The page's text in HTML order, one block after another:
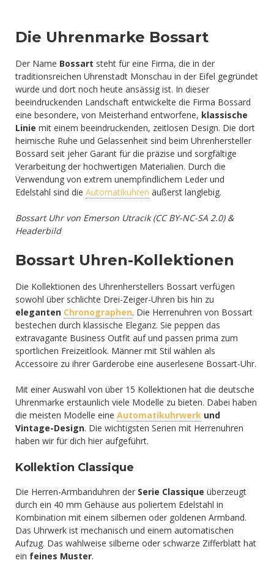
Die Uhrenmarke Bossart
Der Name Bossart steht für eine Firma, die in der
traditionsreichen Uhrenstadt Monschau in der Eifel gegründet
wurde und dort noch heute ansässig ist. In dieser
beeindruckenden Landschaft entwickelte die Firma Bossard
eine besondere, von Meisterhand entworfene, klassische
Linie mit einem beeindruckenden, zeitlosen Design. Die dort
heimische Ruhe und Gelassenheit sind beim Uhrenhersteller
Bossard seit jeher Garant für die präzise und sorgfältige
Verarbeitung der hochwertigen Materialien. Durch die
Verwendung von extrem unempfindlichem Leder und
Edelstahl sind die Automatikuhren äußerst langlebig.
Bossart Uhr von Emerson Utracik (CC BY-NC-SA 2.0) &
Headerbild
Bossart Uhren-Kollektionen
Die Kollektionen des Uhrenherstellers Bossart verfügen
sowohl über schlichte Drei-Zeiger-Uhren bis hin zu
eleganten Chronographen. Die Herrenuhren von Bossart
bestechen durch klassische Eleganz. Sie peppen das
extravagante Business Outfit auf und passen prima zum
sportlichen Freizeitlook. Männer mit Stil wählen als
Accessoire zu ihrer Garderobe eine auserlesene Bossart-Uhr.
Mit einer Auswahl von über 15 Kollektionen hat die deutsche
Uhrenmarke erstaunlich viele Modelle zu bieten. Dabei haben
die meisten Modelle eine Automatikuhrwerk und
Vintage-Design. Die wichtigsten Serien mit Herrenuhren
haben wir für dich hier aufgeführt.
Kollektion Classique
Die Herren-Armbanduhren der Serie Classique überzeugt
durch ein 40 mm Gehäuse aus poliertem Edelstahl in
Kombination mit einem silbernen oder goldenen Armband.
Das Uhrwerk ist mechanisch und einem automatischen
Aufzug. Das wahlweise silberne oder schwarze Zifferblatt hat
ein feines Muster.